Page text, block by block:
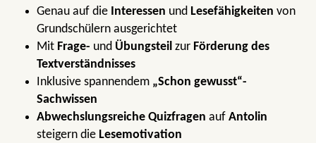
Genau auf die Interessen und Lesefähigkeiten von
Grundschülern ausgerichtet
Mit Frage- und Übungsteil zur Förderung des
Textverständnisses
Inklusive spannendem „Schon gewusst“-
Sachwissen
Abwechslungsreiche Quizfragen auf Antolin
steigern die Lesemotivation